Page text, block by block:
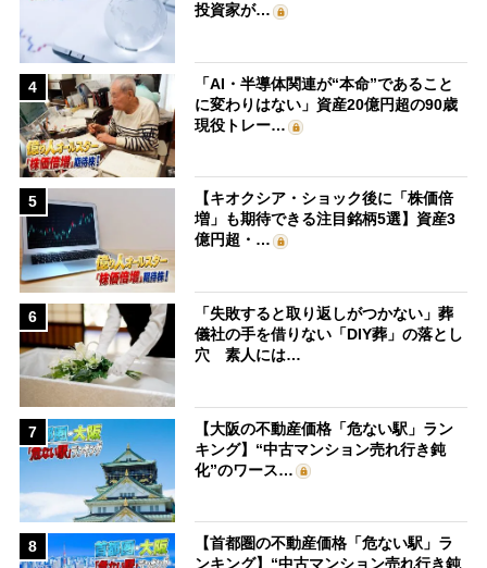
投資家が…
4
「AI・半導体関連が“本命”であること
に変わりはない」資産20億円超の90歳
現役トレー…
5
【キオクシア・ショック後に「株価倍
増」も期待できる注目銘柄5選】資産3
億円超・…
6
「失敗すると取り返しがつかない」葬
儀社の手を借りない「DIY葬」の落とし
穴 素人には…
7
【大阪の不動産価格「危ない駅」ラン
キング】“中古マンション売れ行き鈍
化”のワース…
8
【首都圏の不動産価格「危ない駅」ラ
ンキング】“中古マンション売れ行き鈍